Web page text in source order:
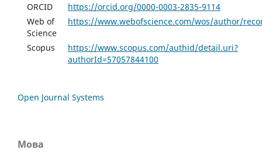
ORCID
https://orcid.org/0000-0003-2835-9114
Web of
Science
https://www.webofscience.com/wos/author/
Scopus
https://www.scopus.com/authid/detail.uri?
authorId=57057844100
Open Journal Systems
Мова